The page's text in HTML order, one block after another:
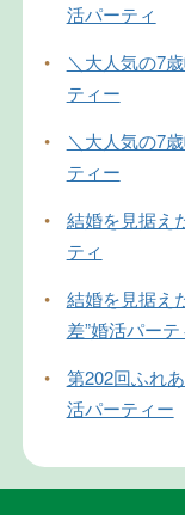
活パーティ
•
＼大人気の7
ティー
•
＼大人気の7
ティー
•
結婚を見据え
ティ
•
結婚を見据え
差”婚活パーテ
•
第202回ふれ
活パーティー